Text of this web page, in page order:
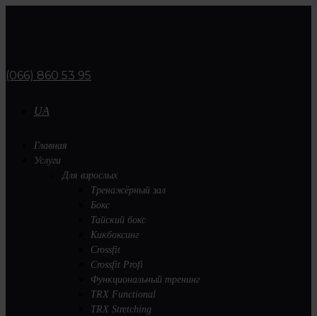
(066) 860 53 95
UA
Главная
Услуги
Для взрослых
Тренажёрный зал
Бокс
Тайский бокс
Кикбоксинг
Crossfit
Crossfit Profi
Функциональный тренинг
TRX Functional
TRX Stretching